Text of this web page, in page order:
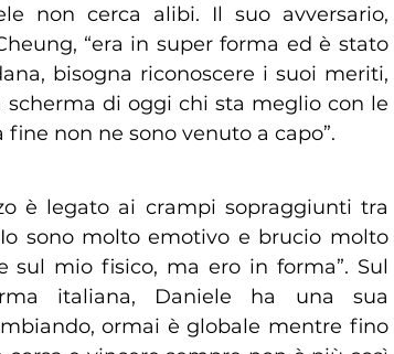
non cerca alibi. Il suo avversario,
“era in super forma ed è stato
bisogna riconoscere i suoi meriti,
di oggi chi sta meglio con le
non ne sono venuto a capo”.
è legato ai crampi sopraggiunti tra
sono molto emotivo e brucio molto
mio fisico, ma ero in forma”. Sul
italiana, Daniele ha una sua
ormai è globale mentre fino